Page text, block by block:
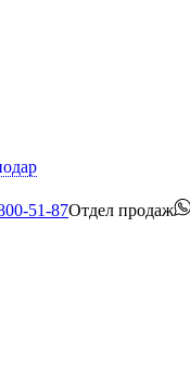
51-87Отдел продаж